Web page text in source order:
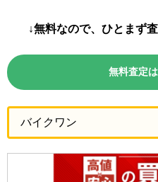
↓無料なので、ひとまず
無料査定
バイクワン